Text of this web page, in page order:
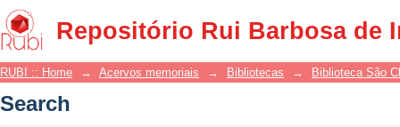
Repositório Rui Barbosa de
Search
RUBI :: Home → Acervos memoriais → Bibliotecas → Biblioteca São
Search